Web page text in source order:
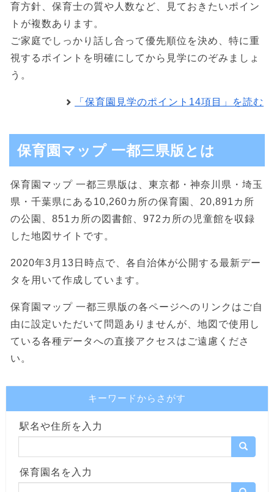
育方針、保育士の質や人数など、見ておきたいポイン
トが複数あります。
ご家庭でしっかり話し合って優先順位を決め、特に重
視するポイントを明確にしてから見学にのぞみましょ
う。
「保育園見学のポイント14項目」を読む
保育園マップ 一都三県版とは
保育園マップ 一都三県版は、東京都・神奈川県・埼玉
県・千葉県にある10,260カ所の保育園、20,891カ所
の公園、851カ所の図書館、972カ所の児童館を収録
した地図サイトです。
2020年3月13日時点で、各自治体が公開する最新デー
タを用いて作成しています。
保育園マップ 一都三県版の各ページヘのリンクはご自
由に設定いただいて問題ありませんが、地図で使用し
ている各種データへの直接アクセスはご遠慮くださ
い。
キーワードからさがす
駅名や住所を入力
保育園名を入力